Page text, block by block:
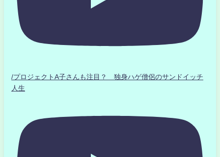
/プロジェクトA子さんも注目？ 独身ハゲ僧侶のサンドイッチ
人生